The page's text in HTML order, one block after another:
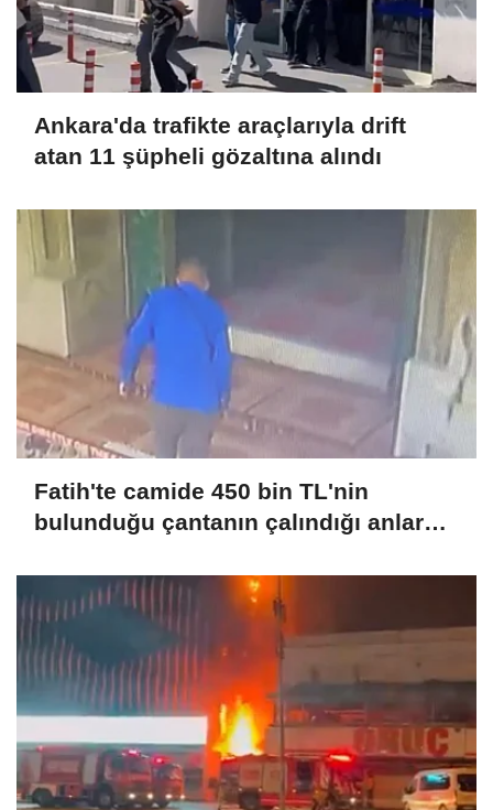
Ankara'da trafikte araçlarıyla drift
atan 11 şüpheli gözaltına alındı
Fatih'te camide 450 bin TL'nin
bulunduğu çantanın çalındığı anlar